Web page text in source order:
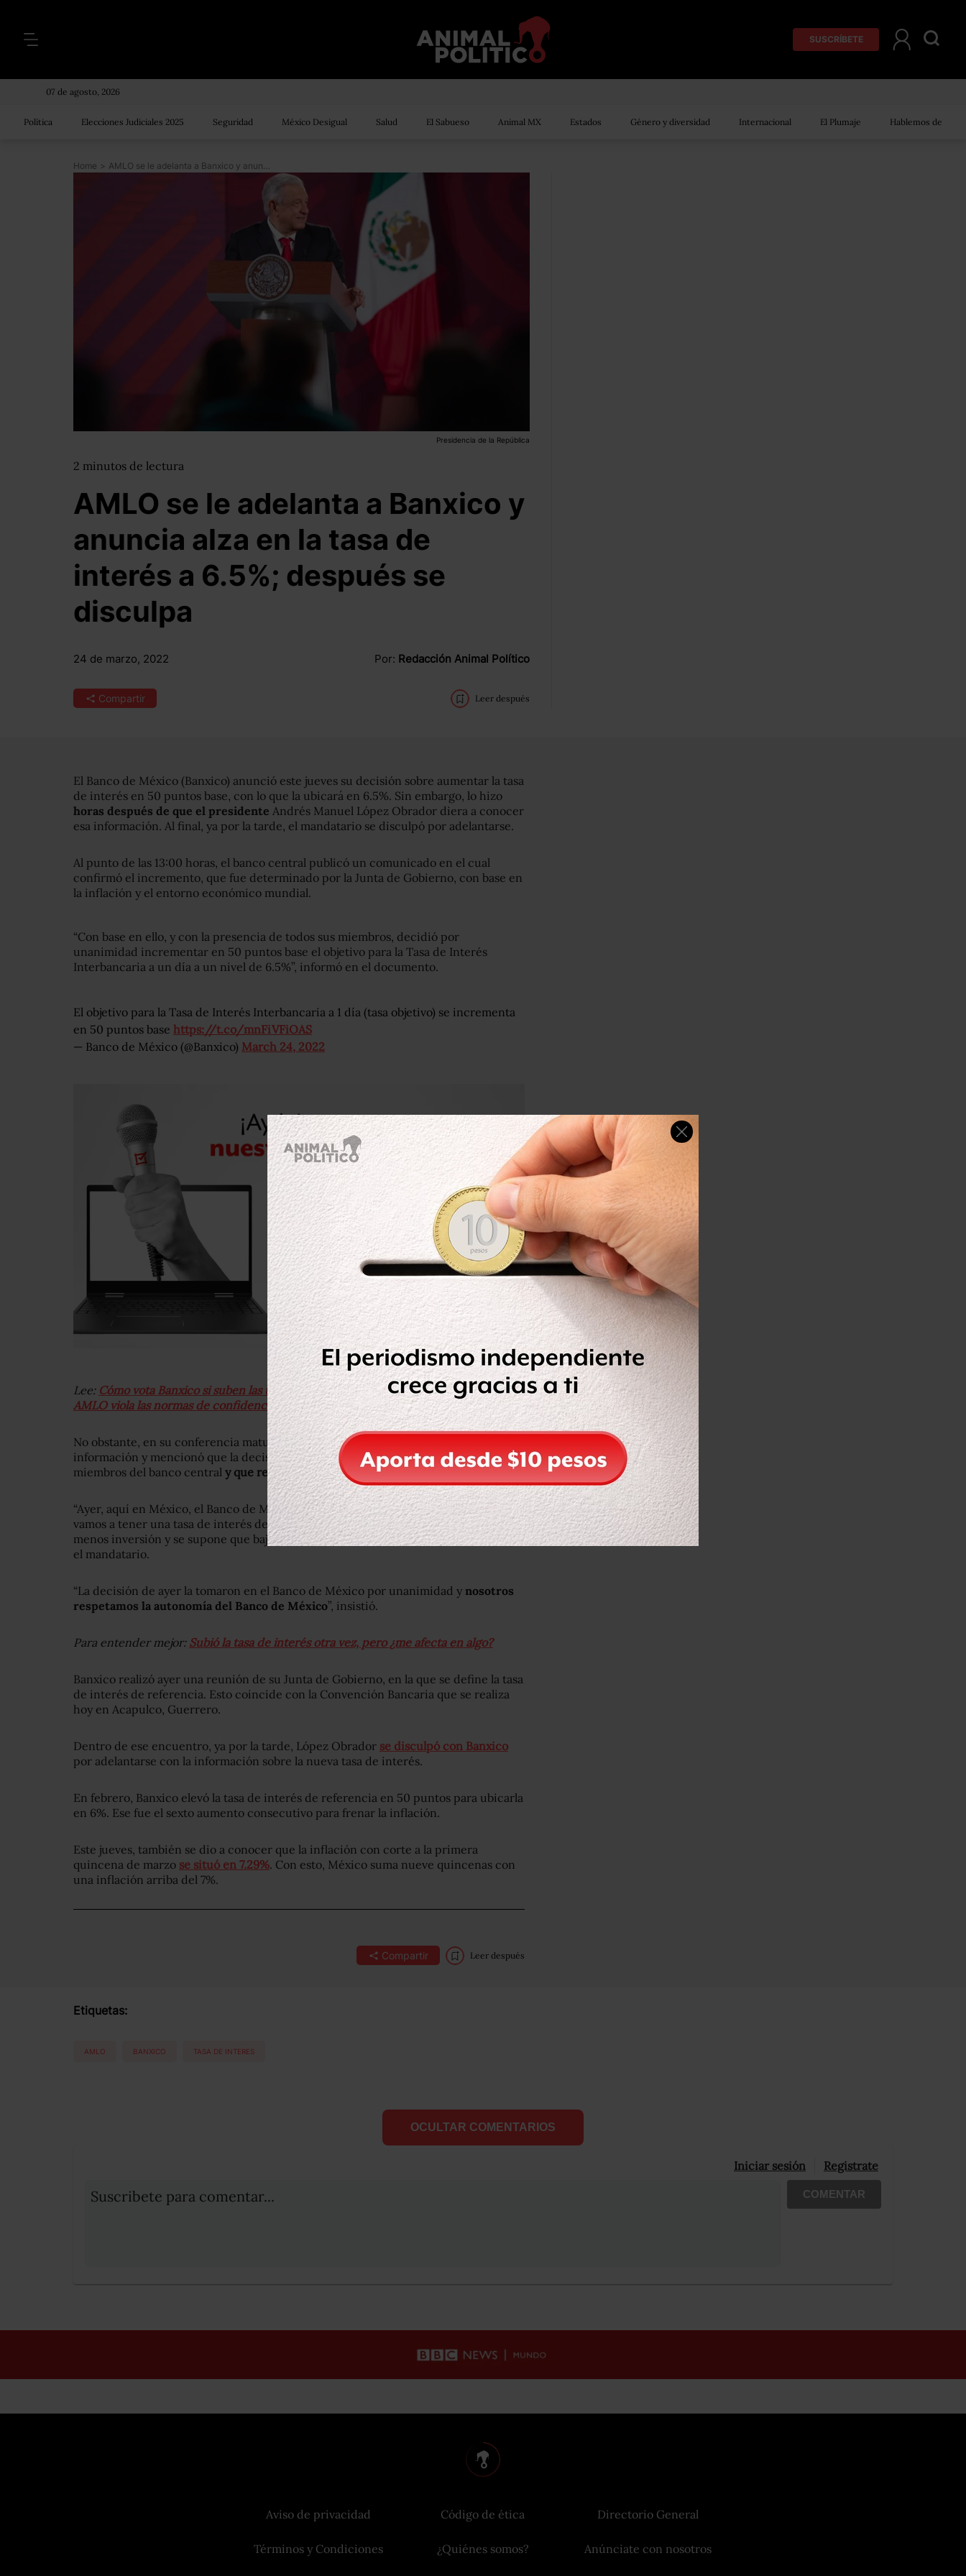
SUSCRÍBETE
07 de agosto, 2026
Política Elecciones Judiciales 2025 Seguridad México Desigual Salud El Sabueso Animal MX Estados Género y diversidad Internacional El Plumaje Hablemos de
Home > AMLO se le adelanta a Banxico y anuncia alza en la tasa de interés a 6.5%; después se disculpa
Presidencia de la República
2 minutos de lectura
AMLO se le adelanta a Banxico y
anuncia alza en la tasa de
interés a 6.5%; después se
disculpa
24 de marzo, 2022 Por: Redacción Animal Político
Compartir Leer después
El Banco de México (Banxico) anunció este jueves su decisión sobre aumentar la tasa
de interés en 50 puntos base, con lo que la ubicará en 6.5%. Sin embargo, lo hizo
horas después de que el presidente Andrés Manuel López Obrador diera a conocer
esa información. Al final, ya por la tarde, el mandatario se disculpó por adelantarse.
Al punto de las 13:00 horas, el banco central publicó un comunicado en el cual
confirmó el incremento, que fue determinado por la Junta de Gobierno, con base en
la inflación y el entorno económico mundial.
“Con base en ello, y con la presencia de todos sus miembros, decidió por
unanimidad incrementar en 50 puntos base el objetivo para la Tasa de Interés
Interbancaria a un día a un nivel de 6.5%”, informó en el documento.
El objetivo para la Tasa de Interés Interbancaria a 1 día (tasa objetivo) se incrementa
en 50 puntos base https://t.co/mnFiVFiOAS
— Banco de México (@Banxico) March 24, 2022
Lee: Cómo vota Banxico si suben las tasas de interés y por qué el ‘madruguete’ de
AMLO viola las normas de confidencialidad
No obstante, en su conferencia matutina, López Obrador adelantó dicha
información y mencionó que la decisión fue tomada por unanimidad por los
miembros del banco central y que respeta la autonomía de la institución.
“Ayer, aquí en México, el Banco de México aumentó la tasa de interés en .50%,
vamos a tener una tasa de interés de 6.5; cuando aumentan las tasas de interés, hay
menos inversión y se supone que baja la inflación, es un mecanismo de control”, dijo
el mandatario.
“La decisión de ayer la tomaron en el Banco de México por unanimidad y nosotros
respetamos la autonomía del Banco de México”, insistió.
Para entender mejor: Subió la tasa de interés otra vez, pero ¿me afecta en algo?
Banxico realizó ayer una reunión de su Junta de Gobierno, en la que se define la tasa
de interés de referencia. Esto coincide con la Convención Bancaria que se realiza
hoy en Acapulco, Guerrero.
Dentro de ese encuentro, ya por la tarde, López Obrador se disculpó con Banxico
por adelantarse con la información sobre la nueva tasa de interés.
En febrero, Banxico elevó la tasa de interés de referencia en 50 puntos para ubicarla
en 6%. Ese fue el sexto aumento consecutivo para frenar la inflación.
Este jueves, también se dio a conocer que la inflación con corte a la primera
quincena de marzo se situó en 7.29%. Con esto, México suma nueve quincenas con
una inflación arriba del 7%.
Compartir Leer después
Etiquetas:
AMLO BANXICO TASA DE INTERES
OCULTAR COMENTARIOS
Iniciar sesión Registrate
Suscribete para comentar... COMENTAR
Aviso de privacidad
Términos y Condiciones
Código de ética
¿Quiénes somos?
Directorio General
Anúnciate con nosotros